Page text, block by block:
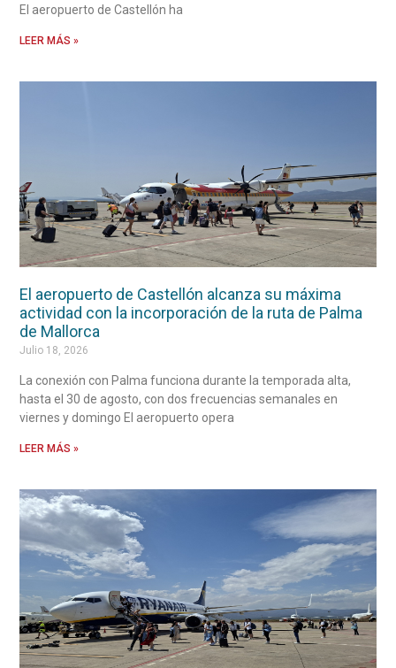
El aeropuerto de Castellón ha
LEER MÁS »
El aeropuerto de Castellón alcanza su máxima
actividad con la incorporación de la ruta de Palma
de Mallorca
Julio 18, 2026
La conexión con Palma funciona durante la temporada alta,
hasta el 30 de agosto, con dos frecuencias semanales en
viernes y domingo El aeropuerto opera
LEER MÁS »